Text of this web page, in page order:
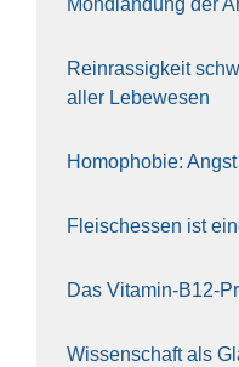
Mond­lan­dung der
Rein­ras­sig­keit
aller Lebe­we­sen
Homo­pho­bie:
Fleisch­essen ist
Das Vit­amin-B12-
Wis­sen­schaft als